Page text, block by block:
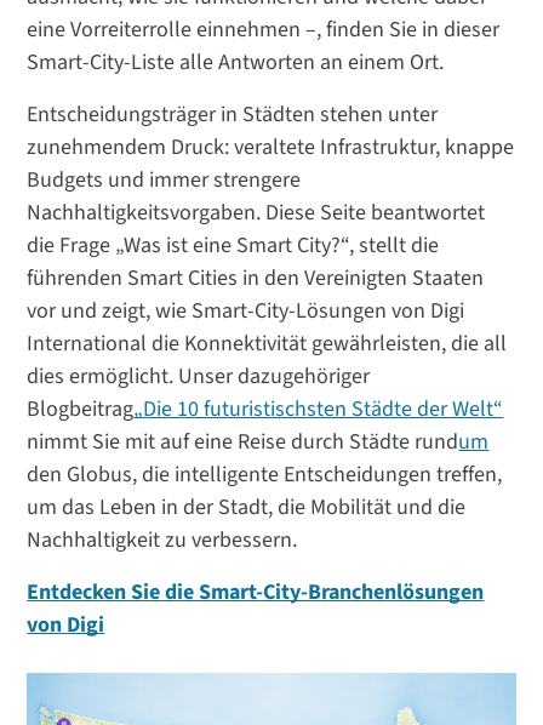
eine Vorreiterrolle einnehmen –, finden Sie in dieser
Smart-City-Liste alle Antworten an einem Ort.
Entscheidungsträger in Städten stehen unter
zunehmendem Druck: veraltete Infrastruktur, knappe
Budgets und immer strengere
Nachhaltigkeitsvorgaben. Diese Seite beantwortet
die Frage „Was ist eine Smart City?“, stellt die
führenden Smart Cities in den Vereinigten Staaten
vor und zeigt, wie Smart-City-Lösungen von Digi
International die Konnektivität gewährleisten, die all
dies ermöglicht. Unser dazugehöriger
Blogbeitrag„Die 10 futuristischsten Städte der Welt“
nimmt Sie mit auf eine Reise durch Städte rundum
den Globus, die intelligente Entscheidungen treffen,
um das Leben in der Stadt, die Mobilität und die
Nachhaltigkeit zu verbessern.
Entdecken Sie die Smart-City-Branchenlösungen
von Digi